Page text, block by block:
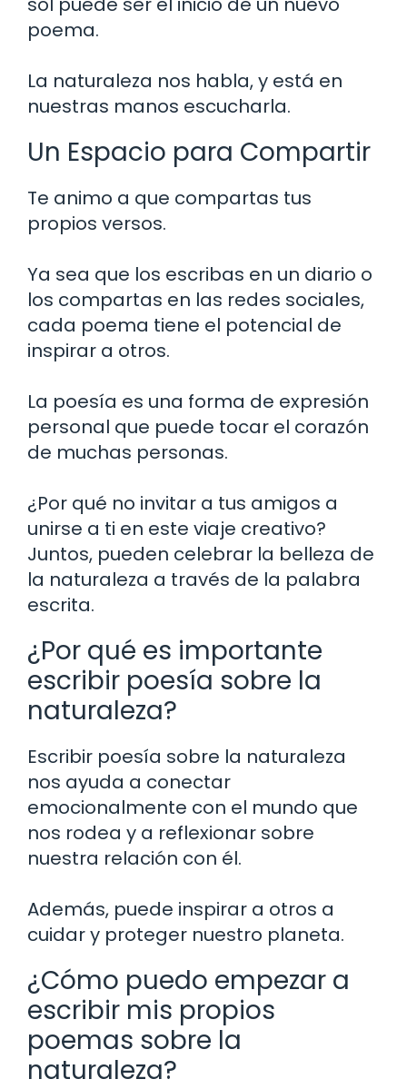
poema.
La naturaleza nos habla, y está en
nuestras manos escucharla.
Un Espacio para Compartir
Te animo a que compartas tus
propios versos.
Ya sea que los escribas en un diario o
los compartas en las redes sociales,
cada poema tiene el potencial de
inspirar a otros.
La poesía es una forma de expresión
personal que puede tocar el corazón
de muchas personas.
¿Por qué no invitar a tus amigos a
unirse a ti en este viaje creativo?
Juntos, pueden celebrar la belleza de
la naturaleza a través de la palabra
escrita.
¿Por qué es importante
escribir poesía sobre la
naturaleza?
Escribir poesía sobre la naturaleza
nos ayuda a conectar
emocionalmente con el mundo que
nos rodea y a reflexionar sobre
nuestra relación con él.
Además, puede inspirar a otros a
cuidar y proteger nuestro planeta.
¿Cómo puedo empezar a
escribir mis propios
poemas sobre la
naturaleza?